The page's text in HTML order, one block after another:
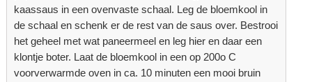
kaassaus in een ovenvaste schaal. Leg de bloemkool in
de schaal en schenk er de rest van de saus over. Bestrooi
het geheel met wat paneermeel en leg hier en daar een
klontje boter. Laat de bloemkool in een op 200o C
voorverwarmde oven in ca. 10 minuten een mooi bruin